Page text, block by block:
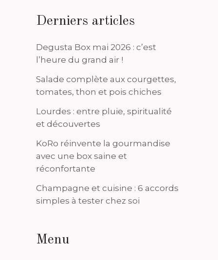
Derniers articles
Degusta Box mai 2026 : c’est
l’heure du grand air !
Salade complète aux courgettes,
tomates, thon et pois chiches
Lourdes : entre pluie, spiritualité
et découvertes
KoRo réinvente la gourmandise
avec une box saine et
réconfortante
Champagne et cuisine : 6 accords
simples à tester chez soi
Menu